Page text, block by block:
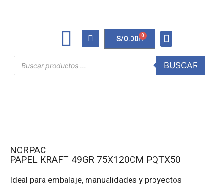
S/0.00 0
BUSCAR
NORPAC
PAPEL KRAFT 49GR 75X120CM PQTX50
Ideal para embalaje, manualidades y proyectos